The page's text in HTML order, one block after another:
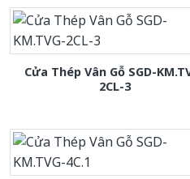
Cửa Thép Vân Gỗ SGD-
2CL-3